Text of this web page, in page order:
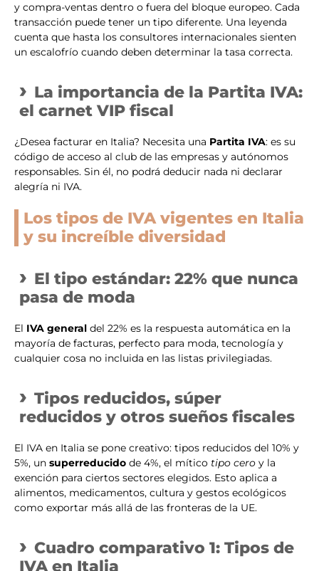
y compra-ventas dentro o fuera del bloque europeo. Cada
transacción puede tener un tipo diferente. Una leyenda
cuenta que hasta los consultores internacionales sienten
un escalofrío cuando deben determinar la tasa correcta.
La importancia de la Partita IVA:
el carnet VIP fiscal
¿Desea facturar en Italia? Necesita una Partita IVA: es su
código de acceso al club de las empresas y autónomos
responsables. Sin él, no podrá deducir nada ni declarar
alegría ni IVA.
Los tipos de IVA vigentes en Italia
y su increíble diversidad
El tipo estándar: 22% que nunca
pasa de moda
El IVA general del 22% es la respuesta automática en la
mayoría de facturas, perfecto para moda, tecnología y
cualquier cosa no incluida en las listas privilegiadas.
Tipos reducidos, súper
reducidos y otros sueños fiscales
El IVA en Italia se pone creativo: tipos reducidos del 10% y
5%, un superreducido de 4%, el mítico tipo cero y la
exención para ciertos sectores elegidos. Esto aplica a
alimentos, medicamentos, cultura y gestos ecológicos
como exportar más allá de las fronteras de la UE.
Cuadro comparativo 1: Tipos de
IVA en Italia